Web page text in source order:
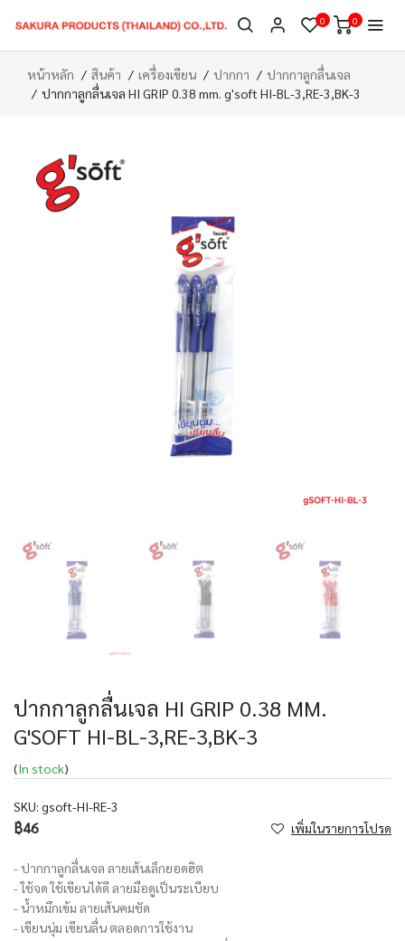
0 0
หน้าหลัก สินค้า เครื่องเขียน ปากกา
ปากกาลูกลื่นเจล
ปากกาลูกลื่นเจล HI GRIP 0.38 mm. g'soft HI-BL-3,RE-3,BK-3
ปากกาลูกลื่นเจล HI GRIP 0.38 MM.
G'SOFT HI-BL-3,RE-3,BK-3
(In stock)
SKU: gsoft-HI-RE-3
฿46 เพิ่มในรายการโปรด
- ปากกาลูกลื่นเจล ลายเส้นเล็กยอดฮิต
- ใช้จด ใช้เขียนได้ดี ลายมือดูเป็นระเบียบ
- น้ำหมึกเข้ม ลายเส้นคมชัด
- เขียนนุ่ม เขียนลื่น ตลอดการใช้งาน